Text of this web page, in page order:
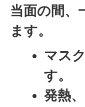
当面の間、
ます。
マス
す。
発熱